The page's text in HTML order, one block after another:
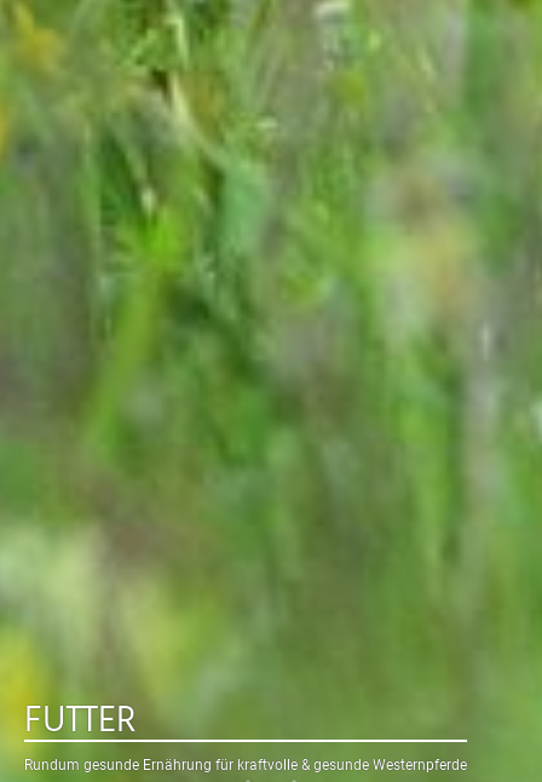
FUTTER
Rundum gesunde Ernährung für kraftvolle & gesunde Westernpferde